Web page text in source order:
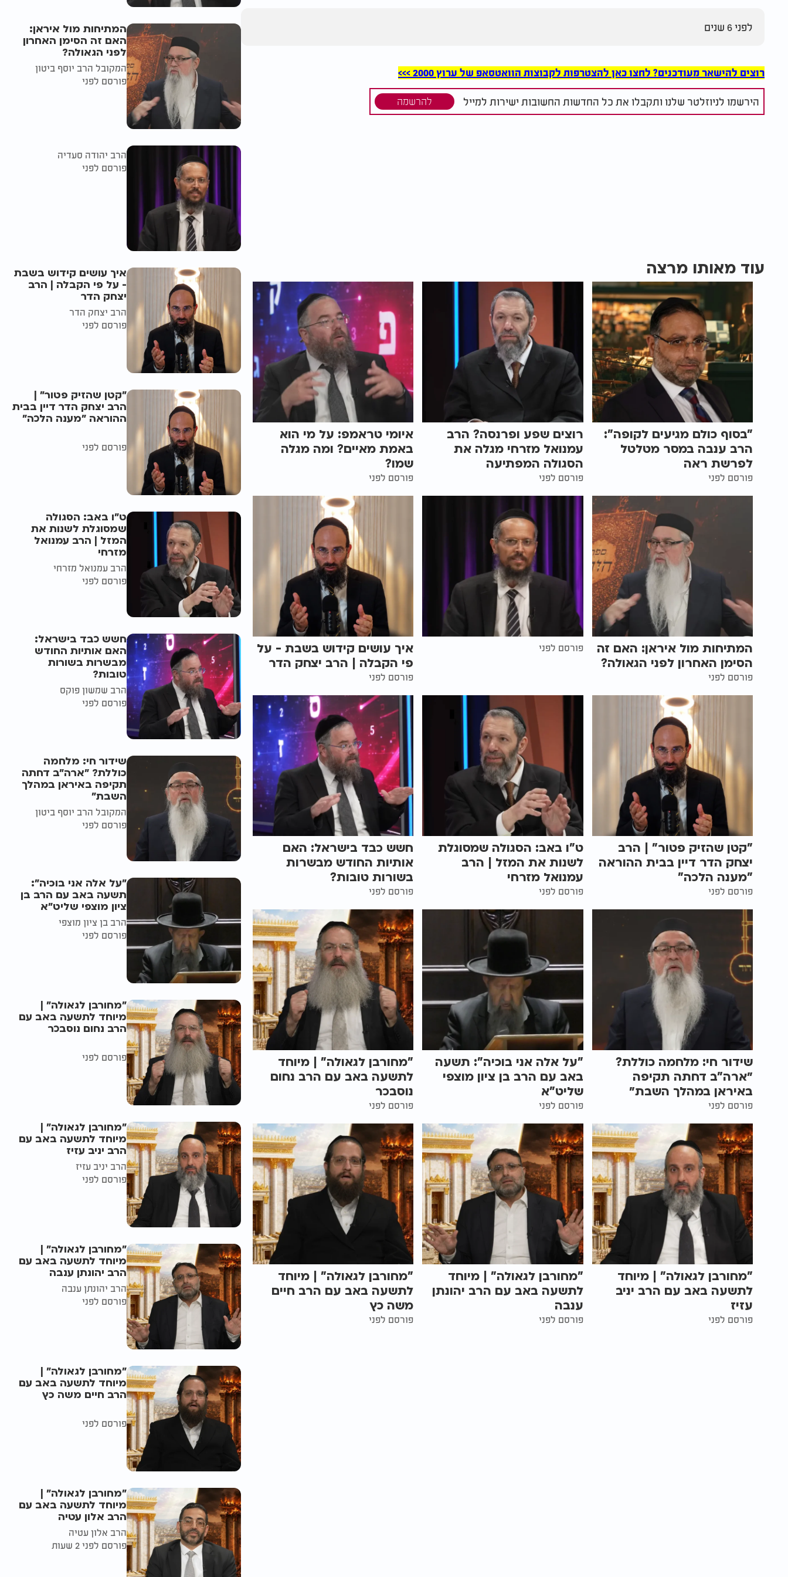
לפני 6 שנים
רוצים להישאר מעודכנים? לחצו כאן להצטרפות לקבוצות הוואטסאפ של ערוץ 2000 >>>
הירשמו לניוזלטר שלנו ותקבלו את כל החדשות החשובות ישירות למייל להרשמה
עוד מאותו מרצה
"בסוף כולם מגיעים לקופה":
הרב ענבה במסר מטלטל
לפרשת ראה
פורסם לפני
רוצים שפע ופרנסה? הרב
עמנואל מזרחי מגלה את
הסגולה המפתיעה
פורסם לפני
איומי טראמפ: על מי הוא
באמת מאיים? ומה מגלה
שמו?
פורסם לפני
המתיחות מול איראן: האם זה
הסימן האחרון לפני הגאולה?
פורסם לפני
פורסם לפני
איך עושים קידוש בשבת - על
פי הקבלה | הרב יצחק הדר
פורסם לפני
"קטן שהזיק פטור" | הרב
יצחק הדר דיין בבית ההוראה
"מענה הלכה"
פורסם לפני
ט"ו באב: הסגולה שמסוגלת
לשנות את המזל | הרב
עמנואל מזרחי
פורסם לפני
חשש כבד בישראל: האם
אותיות החודש מבשרות
בשורות טובות?
פורסם לפני
שידור חי: מלחמה כוללת?
״ארה"ב דחתה תקיפה
באיראן במהלך השבת״
פורסם לפני
"על אלה אני בוכיה": תשעה
באב עם הרב בן ציון מוצפי
שליט"א
פורסם לפני
"מחורבן לגאולה" | מיוחד
לתשעה באב עם הרב נחום
נוסבכר
פורסם לפני
"מחורבן לגאולה" | מיוחד
לתשעה באב עם הרב יניב
עזיז
פורסם לפני
"מחורבן לגאולה" | מיוחד
לתשעה באב עם הרב יהונתן
ענבה
פורסם לפני
"מחורבן לגאולה" | מיוחד
לתשעה באב עם הרב חיים
משה כץ
פורסם לפני
המתיחות מול איראן:
האם זה הסימן האחרון
לפני הגאולה?
המקובל הרב יוסף ביטון
פורסם לפני
הרב יהודה סעדיה
פורסם לפני
איך עושים קידוש בשבת
- על פי הקבלה | הרב
יצחק הדר
הרב יצחק הדר
פורסם לפני
"קטן שהזיק פטור" |
הרב יצחק הדר דיין בבית
ההוראה "מענה הלכה"
פורסם לפני
ט"ו באב: הסגולה
שמסוגלת לשנות את
המזל | הרב עמנואל
מזרחי
הרב עמנואל מזרחי
פורסם לפני
חשש כבד בישראל:
האם אותיות החודש
מבשרות בשורות
טובות?
הרב שמשון פוקס
פורסם לפני
שידור חי: מלחמה
כוללת? ״ארה"ב דחתה
תקיפה באיראן במהלך
השבת״
המקובל הרב יוסף ביטון
פורסם לפני
"על אלה אני בוכיה":
תשעה באב עם הרב בן
ציון מוצפי שליט"א
הרב בן ציון מוצפי
פורסם לפני
"מחורבן לגאולה" |
מיוחד לתשעה באב עם
הרב נחום נוסבכר
פורסם לפני
"מחורבן לגאולה" |
מיוחד לתשעה באב עם
הרב יניב עזיז
הרב יניב עזיז
פורסם לפני
"מחורבן לגאולה" |
מיוחד לתשעה באב עם
הרב יהונתן ענבה
הרב יהונתן ענבה
פורסם לפני
"מחורבן לגאולה" |
מיוחד לתשעה באב עם
הרב חיים משה כץ
פורסם לפני
"מחורבן לגאולה" |
מיוחד לתשעה באב עם
הרב אלון עטיה
הרב אלון עטיה
פורסם לפני 2 שעות